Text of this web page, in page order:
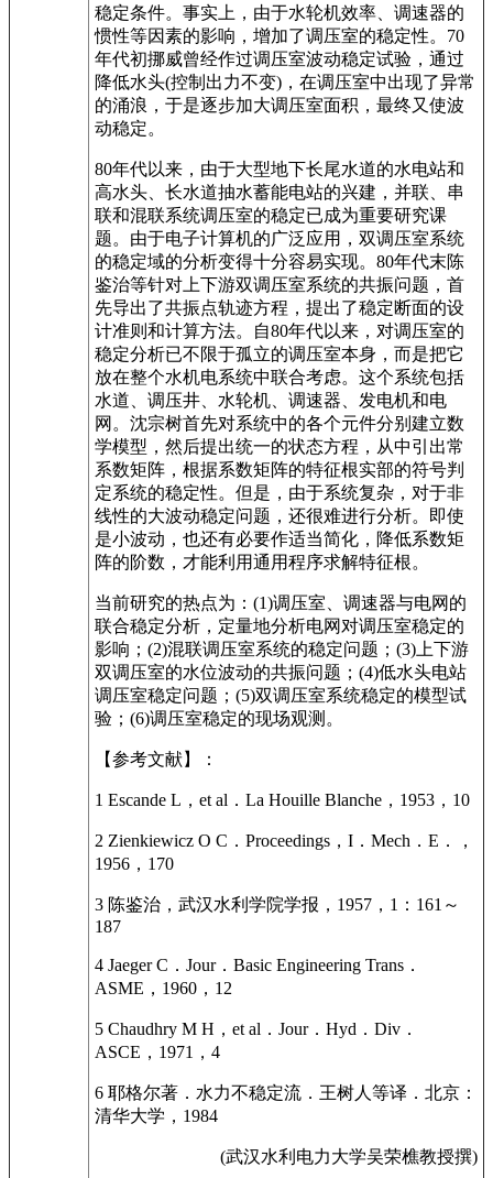
稳定条件。事实上，由于水轮机效率、调速器的
惯性等因素的影响，增加了调压室的稳定性。70
年代初挪威曾经作过调压室波动稳定试验，通过
降低水头(控制出力不变)，在调压室中出现了异常
的涌浪，于是逐步加大调压室面积，最终又使波
动稳定。
80年代以来，由于大型地下长尾水道的水电站和
高水头、长水道抽水蓄能电站的兴建，并联、串
联和混联系统调压室的稳定已成为重要研究课
题。由于电子计算机的广泛应用，双调压室系统
的稳定域的分析变得十分容易实现。80年代末陈
鉴治等针对上下游双调压室系统的共振问题，首
先导出了共振点轨迹方程，提出了稳定断面的设
计准则和计算方法。自80年代以来，对调压室的
稳定分析已不限于孤立的调压室本身，而是把它
放在整个水机电系统中联合考虑。这个系统包括
水道、调压井、水轮机、调速器、发电机和电
网。沈宗树首先对系统中的各个元件分别建立数
学模型，然后提出统一的状态方程，从中引出常
系数矩阵，根据系数矩阵的特征根实部的符号判
定系统的稳定性。但是，由于系统复杂，对于非
线性的大波动稳定问题，还很难进行分析。即使
是小波动，也还有必要作适当简化，降低系数矩
阵的阶数，才能利用通用程序求解特征根。
当前研究的热点为：(1)调压室、调速器与电网的
联合稳定分析，定量地分析电网对调压室稳定的
影响；(2)混联调压室系统的稳定问题；(3)上下游
双调压室的水位波动的共振问题；(4)低水头电站
调压室稳定问题；(5)双调压室系统稳定的模型试
验；(6)调压室稳定的现场观测。
【参考文献】：
1 Escande L，et al．La Houille Blanche，1953，10
2 Zienkiewicz O C．Proceedings，I．Mech．E．，
1956，170
3 陈鉴治，武汉水利学院学报，1957，1：161～
187
4 Jaeger C．Jour．Basic Engineering Trans．
ASME，1960，12
5 Chaudhry M H，et al．Jour．Hyd．Div．
ASCE，1971，4
6 耶格尔著．水力不稳定流．王树人等译．北京：
清华大学，1984
(武汉水利电力大学吴荣樵教授撰)